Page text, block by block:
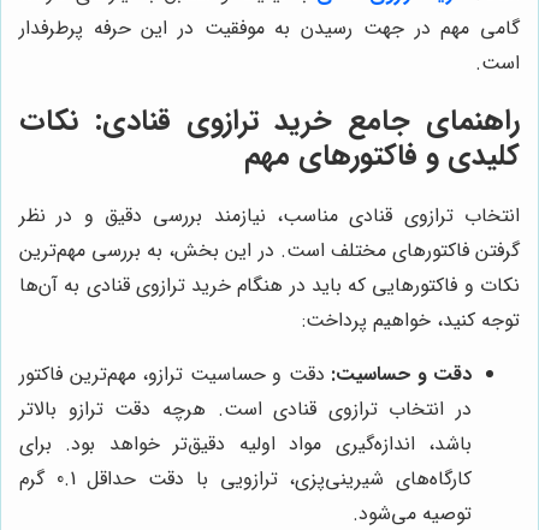
گامی مهم در جهت رسیدن به موفقیت در این حرفه پرطرفدار
است.
راهنمای جامع خرید ترازوی قنادی: نکات
کلیدی و فاکتورهای مهم
انتخاب ترازوی قنادی مناسب، نیازمند بررسی دقیق و در نظر
گرفتن فاکتورهای مختلف است. در این بخش، به بررسی مهم‌ترین
نکات و فاکتورهایی که باید در هنگام خرید ترازوی قنادی به آن‌ها
توجه کنید، خواهیم پرداخت:
دقت و حساسیت: دقت و حساسیت ترازو، مهم‌ترین فاکتور
در انتخاب ترازوی قنادی است. هرچه دقت ترازو بالاتر
باشد، اندازه‌گیری مواد اولیه دقیق‌تر خواهد بود. برای
کارگاه‌های شیرینی‌پزی، ترازویی با دقت حداقل 0.1 گرم
توصیه می‌شود.